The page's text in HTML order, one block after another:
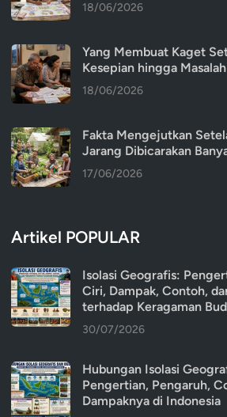
18/06/2026
Yang Membuat Kaget
Kesepian hingga
18/06/2026
Fakta Mengejutkan
Jarang Dibicarakan
17/06/2026
Artikel POPULAR
Isolasi Geografis:
Ciri, Dampak, Contoh,
terhadap Keragaman
30/07/2026
Hubungan Isolasi
Pengertian, Pengaruh,
Dampaknya di Indonesia